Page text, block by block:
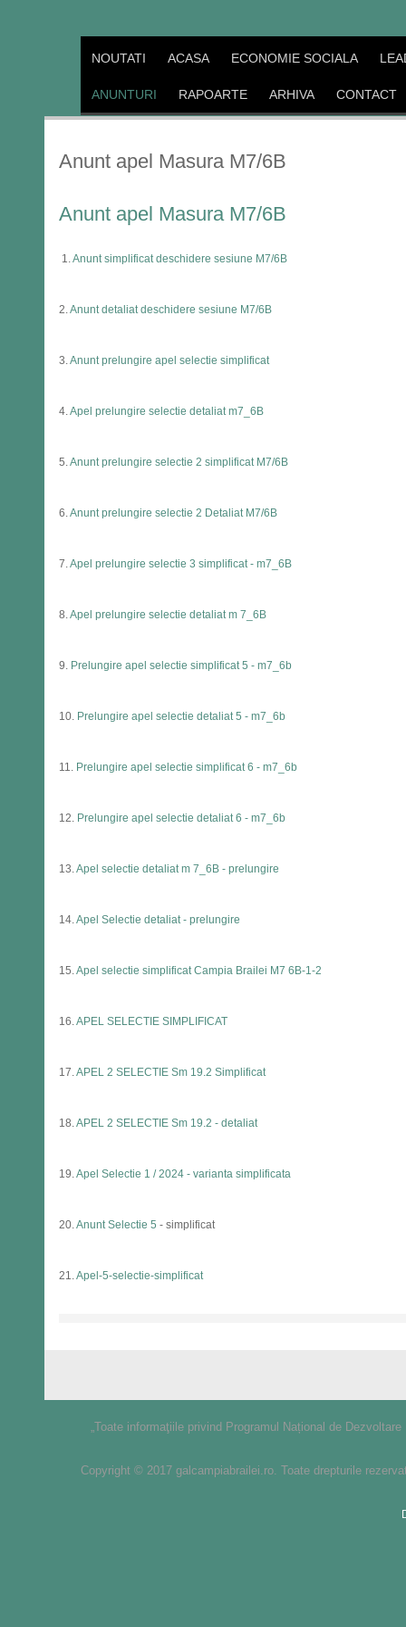
NOUTATI ACASA ECONOMIE SOCIALA
ANUNTURI RAPOARTE ARHIVA CONTACT
Anunt apel Masura M7/6B
Anunt apel Masura M7/6B
1.Anunt simplificat deschidere sesiune M7/6B
2.Anunt detaliat deschidere sesiune M7/6B
3.Anunt prelungire apel selectie simplificat
4.Apel prelungire selectie detaliat m7_6B
5.Anunt prelungire selectie 2 simplificat M7/6B
6.Anunt prelungire selectie 2 Detaliat M7/6B
7.Apel prelungire selectie 3 simplificat - m7_6B
8.Apel prelungire selectie detaliat m 7_6B
9. Prelungire apel selectie simplificat 5 - m7_6b
10. Prelungire apel selectie detaliat 5 - m7_6b
11. Prelungire apel selectie simplificat 6 - m7_6b
12. Prelungire apel selectie detaliat 6 - m7_6b
13.Apel selectie detaliat m 7_6B - prelungire
14.Apel Selectie detaliat - prelungire
15.Apel selectie simplificat Campia Brailei M7 6B-1-2
16.APEL SELECTIE SIMPLIFICAT
17.APEL 2 SELECTIE Sm 19.2 Simplificat
18.APEL 2 SELECTIE Sm 19.2 - detaliat
19.Apel Selectie 1 / 2024 - varianta simplificata
20.Anunt Selectie 5 - simplificat
21.Apel-5-selectie-simplificat
„Toate informaţiile privind Programul Național de
Copyright © 2017 galcampiabrailei.ro. Toate drepturile